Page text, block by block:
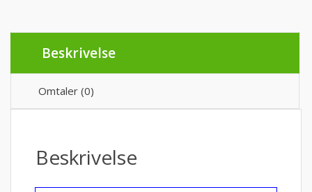
Beskrivelse
Omtaler (0)
Beskrivelse